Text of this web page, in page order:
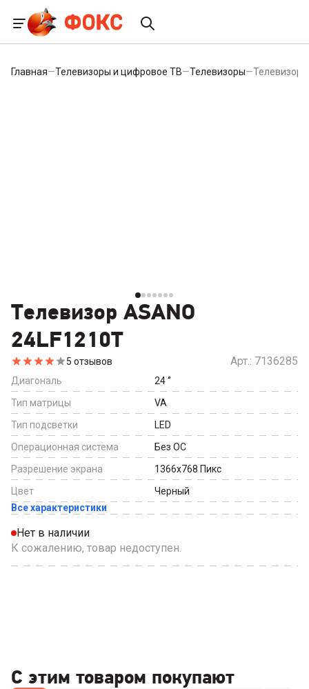
Главная—Телевизоры и цифровое ТВ—Телевизоры—Телевизор
Телевизор ASANO
24LF1210T
5 отзывов Арт.: 7136285
Диагональ 24‘’
Тип матрицы
VA
Тип подсветки
LED
Операционная система
Без ОС
Разрешение экрана
1366x768 Пикс
Цвет
Черный
Все характеристики
Нет в наличии
К сожалению, товар недоступен.
С этим товаром покупают